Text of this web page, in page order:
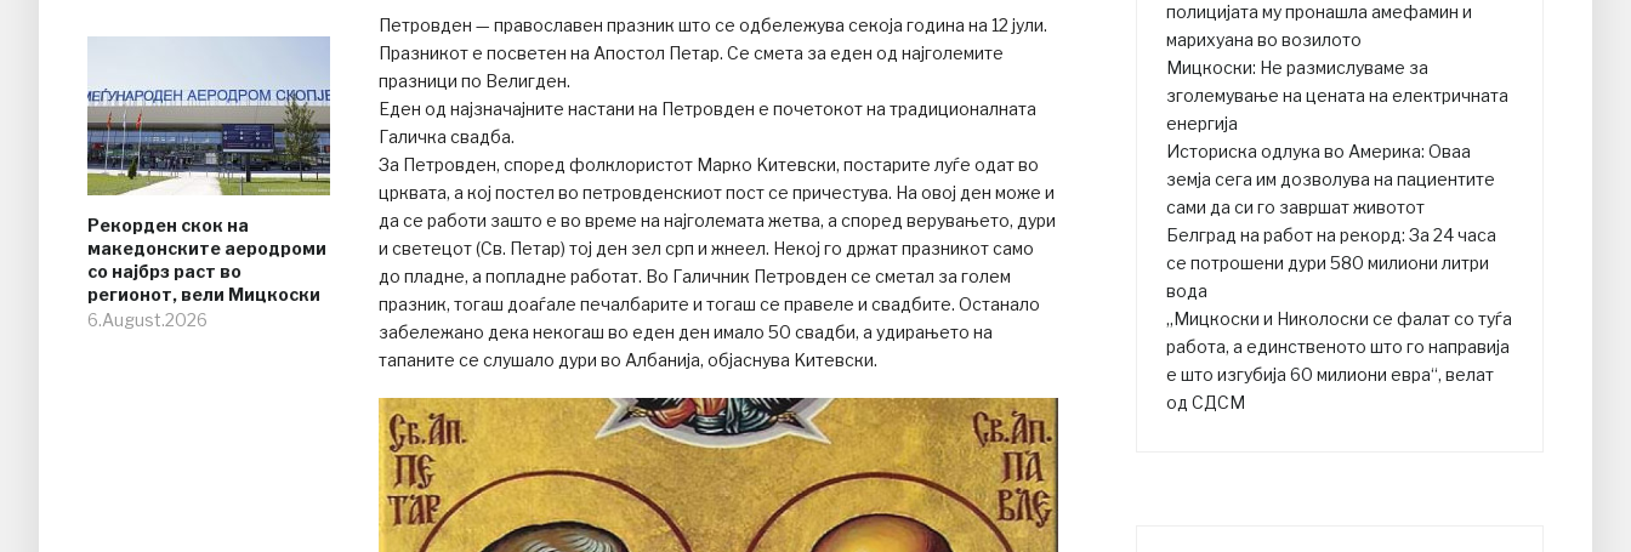
Рекорден скок на
македонските аеродроми
со најбрз раст во
регионот, вели Мицкоски
6.August.2026
Петровден — православен празник што се одбележува секоја година на 12 јули.
Празникот е посветен на Апостол Петар. Сe смета за еден од најголемите
празници по Велигден.
Еден од најзначајните настани на Петровден е почетокот на традиционалната
Галичка свадба.
За Петровден, според фолклористот Марко Kитевски, постарите луѓе одат во
црквата, а кој постел во петровденскиот пост се причестува. На овој ден може и
да се работи зашто е во време на најголемата жетва, а според верувањето, дури
и светецот (Св. Петар) тој ден зел срп и жнеел. Некој го држат празникот само
до пладне, а попладне работат. Во Галичник Петровден се сметал за голем
празник, тогаш доаѓале печалбарите и тогаш се правеле и свадбите. Останало
забележано дека некогаш во еден ден имало 50 свадби, а удирањето на
тапаните се слушало дури во Албанија, објаснува Kитевски.
полицијата му пронашла амефамин и
марихуана во возилото
Мицкоски: Не размислуваме за
зголемување на цената на електричната
енергија
Историска одлука во Америка: Оваа
земја сега им дозволува на пациентите
сами да си го завршат животот
Белград на работ на рекорд: За 24 часа
се потрошени дури 580 милиони литри
вода
„Мицкоски и Николоски се фалат со туѓа
работа, а единственото што го направија
е што изгубија 60 милиони евра“, велат
од СДСМ